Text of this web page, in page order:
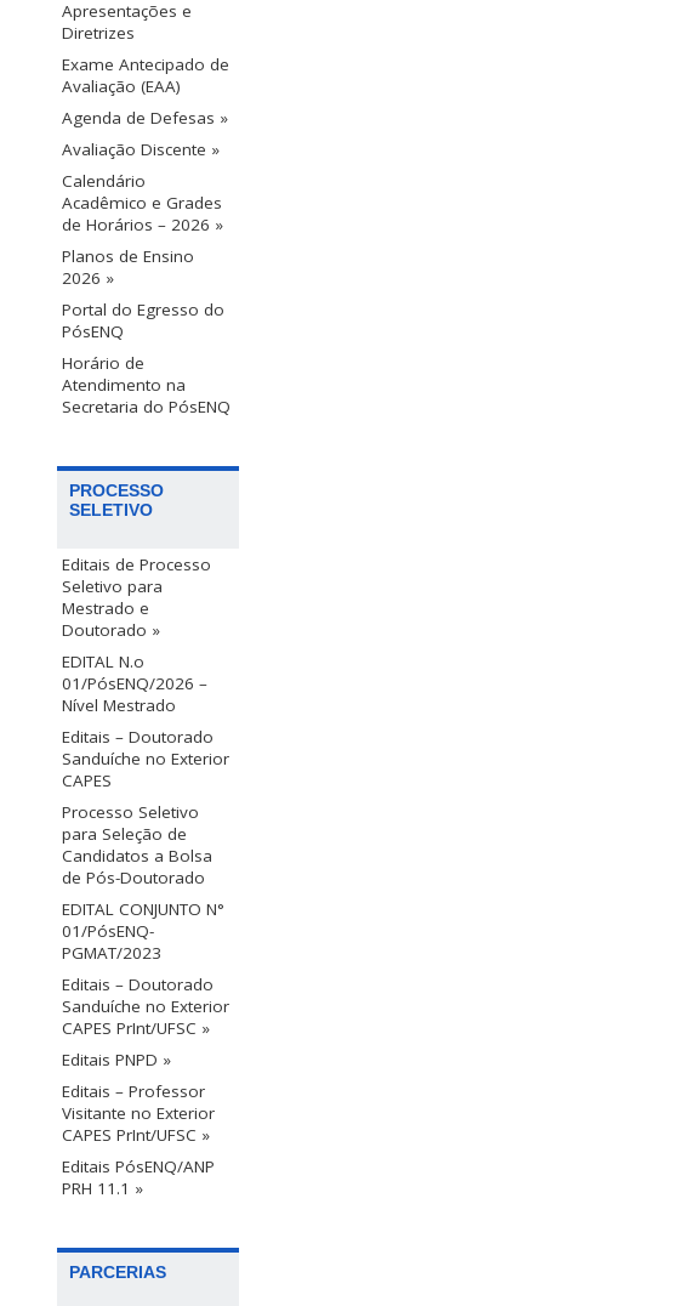
Apresentações e
Diretrizes
Exame Antecipado de
Avaliação (EAA)
Agenda de Defesas »
Avaliação Discente »
Calendário
Acadêmico e Grades
de Horários – 2026 »
Planos de Ensino
2026 »
Portal do Egresso do
PósENQ
Horário de
Atendimento na
Secretaria do PósENQ
PROCESSO
SELETIVO
Editais de Processo
Seletivo para
Mestrado e
Doutorado »
EDITAL N.o
01/PósENQ/2026 –
Nível Mestrado
Editais – Doutorado
Sanduíche no Exterior
CAPES
Processo Seletivo
para Seleção de
Candidatos a Bolsa
de Pós-Doutorado
EDITAL CONJUNTO N°
01/PósENQ-
PGMAT/2023
Editais – Doutorado
Sanduíche no Exterior
CAPES PrInt/UFSC »
Editais PNPD »
Editais – Professor
Visitante no Exterior
CAPES PrInt/UFSC »
Editais PósENQ/ANP
PRH 11.1 »
PARCERIAS